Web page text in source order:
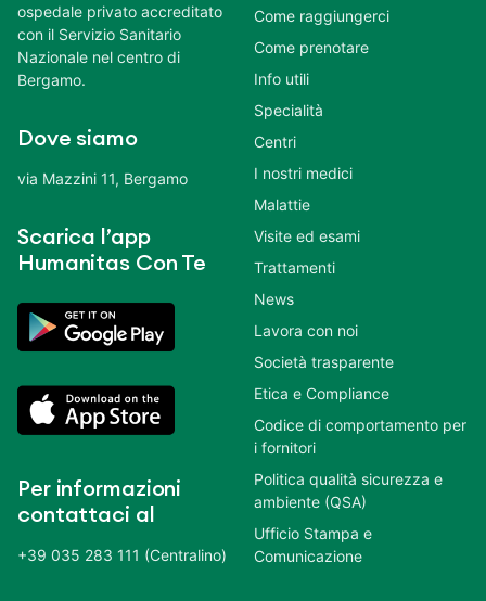
ospedale privato accreditato
con il Servizio Sanitario
Nazionale nel centro di
Bergamo.
Dove siamo
via Mazzini 11, Bergamo
Scarica l’app
Humanitas Con Te
Per informazioni
contattaci al
+39 035 283 111 (Centralino)
Come raggiungerci
Come prenotare
Info utili
Specialità
Centri
I nostri medici
Malattie
Visite ed esami
Trattamenti
News
Lavora con noi
Società trasparente
Etica e Compliance
Codice di comportamento per
i fornitori
Politica qualità sicurezza e
ambiente (QSA)
Ufficio Stampa e
Comunicazione